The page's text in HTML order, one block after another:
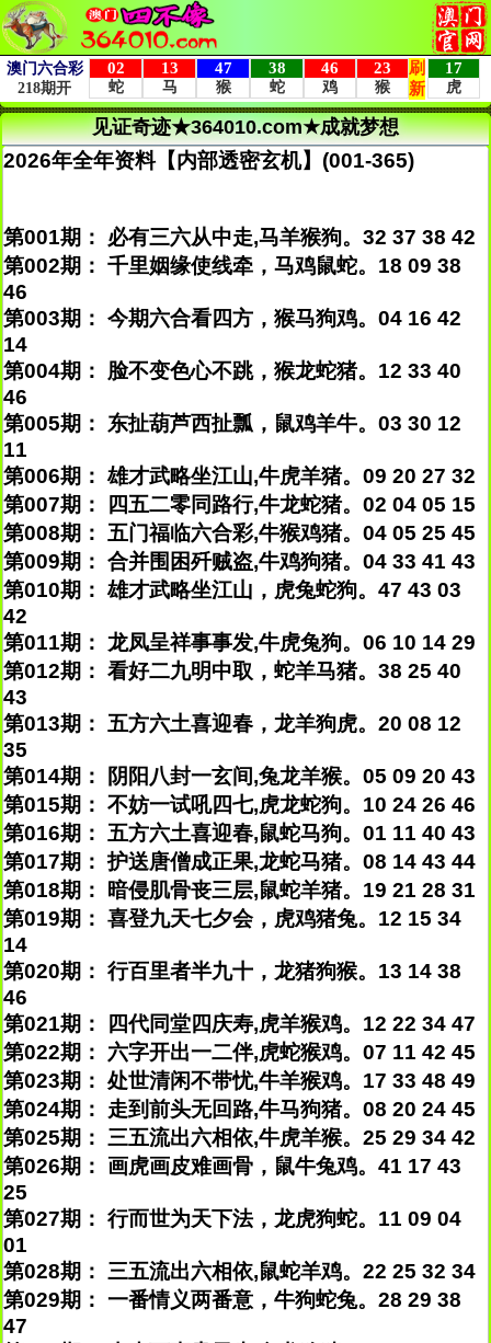
见证奇迹★364010.com★成就梦想
2026年全年资料【内部透密玄机】(001-365)
第001期： 必有三六从中走,马羊猴狗。32 37 38 42
第002期： 千里姻缘使线牵，马鸡鼠蛇。18 09 38
46
第003期： 今期六合看四方，猴马狗鸡。04 16 42
14
第004期： 脸不变色心不跳，猴龙蛇猪。12 33 40
46
第005期： 东扯葫芦西扯瓢，鼠鸡羊牛。03 30 12
11
第006期： 雄才武略坐江山,牛虎羊猪。09 20 27 32
第007期： 四五二零同路行,牛龙蛇猪。02 04 05 15
第008期： 五门福临六合彩,牛猴鸡猪。04 05 25 45
第009期： 合并围困歼贼盗,牛鸡狗猪。04 33 41 43
第010期： 雄才武略坐江山，虎兔蛇狗。47 43 03
42
第011期： 龙凤呈祥事事发,牛虎兔狗。06 10 14 29
第012期： 看好二九明中取，蛇羊马猪。38 25 40
43
第013期： 五方六土喜迎春，龙羊狗虎。20 08 12
35
第014期： 阴阳八封一玄间,兔龙羊猴。05 09 20 43
第015期： 不妨一试吼四七,虎龙蛇狗。10 24 26 46
第016期： 五方六土喜迎春,鼠蛇马狗。01 11 40 43
第017期： 护送唐僧成正果,龙蛇马猪。08 14 43 44
第018期： 暗侵肌骨丧三层,鼠蛇羊猪。19 21 28 31
第019期： 喜登九天七夕会，虎鸡猪兔。12 15 34
14
第020期： 行百里者半九十，龙猪狗猴。13 14 38
46
第021期： 四代同堂四庆寿,虎羊猴鸡。12 22 34 47
第022期： 六字开出一二伴,虎蛇猴鸡。07 11 42 45
第023期： 处世清闲不带忧,牛羊猴鸡。17 33 48 49
第024期： 走到前头无回路,牛马狗猪。08 20 24 45
第025期： 三五流出六相依,牛虎羊猴。25 29 34 42
第026期： 画虎画皮难画骨，鼠牛兔鸡。41 17 43
25
第027期： 行而世为天下法，龙虎狗蛇。11 09 04
01
第028期： 三五流出六相依,鼠蛇羊鸡。22 25 32 34
第029期： 一番情义两番意，牛狗蛇兔。28 29 38
47